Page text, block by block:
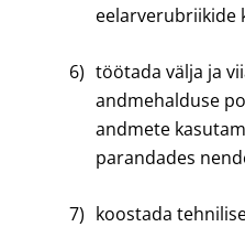
eelarverubriikide
6) töötada välja ja
andmehalduse
andmete
parandades
7) koostada